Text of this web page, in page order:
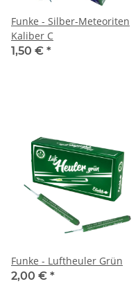
Funke - Silber-Meteoriten
Kaliber C
1,50 € *
Funke - Luftheuler Grün
2,00 € *